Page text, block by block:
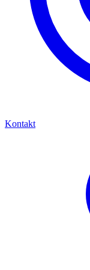
Kontakt